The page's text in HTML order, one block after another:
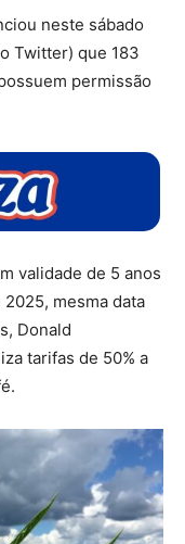
neste sábado
Twitter) que 183
permissão
validade de 5 anos
mesma data
Donald
tarifas de 50% a